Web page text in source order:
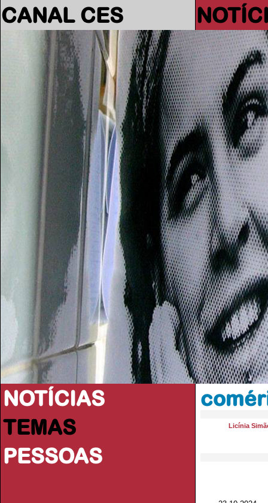
CANAL CES
NOTÍCIAS
TEMAS
PESSOAS
Licínia